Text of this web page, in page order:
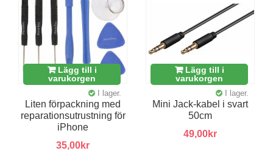
Lägg till i
varukorgen
I lager.
Liten förpackning med
reparationsutrustning för
iPhone
35,00kr
Lägg till i
varukorgen
I lager.
Mini Jack-kabel i svart
50cm
49,00kr